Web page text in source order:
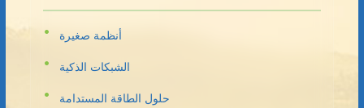
أنظمة صغيرة
الشبكات الذكية
حلول الطاقة المستدامة